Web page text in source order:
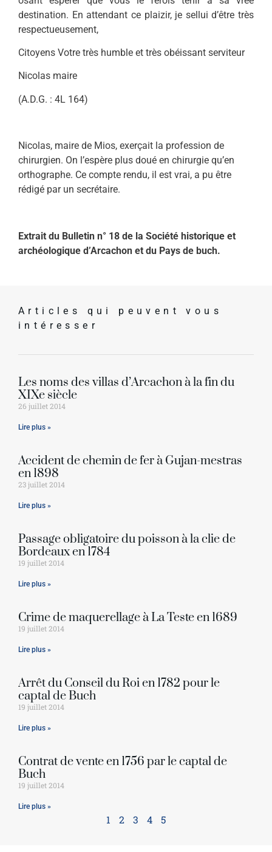
destination. En attendant ce plaizir, je sellui d’être très
respectueusement,
Citoyens Votre très humble et très obéissant serviteur
Nicolas maire
(A.D.G. : 4L 164)
Nicolas, maire de Mios, exerçait la profession de
chirurgien. On l’espère plus doué en chirurgie qu’en
orthographe. Ce compte rendu, il est vrai, a pu être
rédigé par un secrétaire.
Extrait du Bulletin n° 18 de la Société historique et
archéologique d’Arcachon et du Pays de buch.
Articles qui peuvent vous
intéresser
Les noms des villas d’Arcachon à la fin du
XIXe siècle
26 juillet 2014
Lire plus »
Accident de chemin de fer à Gujan-mestras
en 1898
23 juillet 2014
Lire plus »
Passage obligatoire du poisson à la clie de
Bordeaux en 1784
19 juillet 2014
Lire plus »
Crime de maquerellage à La Teste en 1689
19 juillet 2014
Lire plus »
Arrêt du Conseil du Roi en 1782 pour le
captal de Buch
19 juillet 2014
Lire plus »
Contrat de vente en 1756 par le captal de
Buch
19 juillet 2014
Lire plus »
1 2 3 4 5